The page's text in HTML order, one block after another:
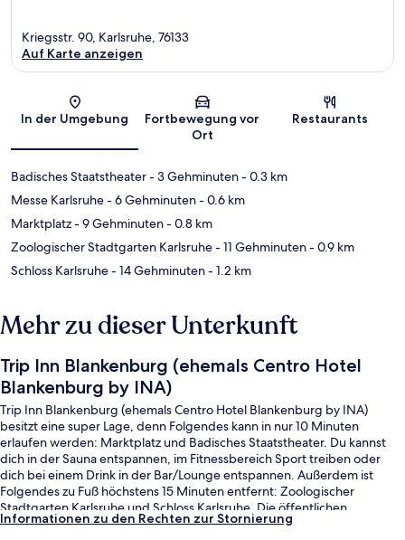
Karte
Kriegsstr. 90, Karlsruhe, 76133
Auf Karte anzeigen
In der Umgebung
Fortbewegung vor
Ort
Restaurants
Badisches Staatstheater- 3 Gehminuten- 0.3 km
Messe Karlsruhe- 6 Gehminuten- 0.6 km
Marktplatz- 9 Gehminuten- 0.8 km
Zoologischer Stadtgarten Karlsruhe- 11 Gehminuten- 0.9 km
Schloss Karlsruhe- 14 Gehminuten- 1.2 km
Mehr zu dieser Unterkunft
Trip Inn Blankenburg (ehemals Centro Hotel
Blankenburg by INA)
Trip Inn Blankenburg (ehemals Centro Hotel Blankenburg by INA)
besitzt eine super Lage, denn Folgendes kann in nur 10 Minuten
erlaufen werden: Marktplatz und Badisches Staatstheater. Du kannst
dich in der Sauna entspannen, im Fitnessbereich Sport treiben oder
dich bei einem Drink in der Bar/Lounge entspannen. Außerdem ist
Folgendes zu Fuß höchstens 15 Minuten entfernt: Zoologischer
Stadtgarten Karlsruhe und Schloss Karlsruhe. Die öffentlichen
Verkehrsmittel sind nur einen kurzen Fußmarsch entfernt: Zur
Informationen zu den Rechten zur Stornierung